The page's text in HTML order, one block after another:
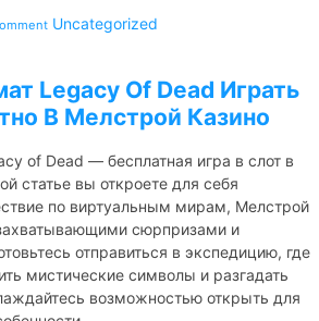
Uncategorized
Legacy Of Dead Играть
В Мелстрой Казино
of Dead — бесплатная игра в слот в
статье вы откроете для себя
по виртуальным мирам, Мелстрой
сюрпризами и
отправиться в экспедицию, где
мистические символы и разгадать
возможностью открыть для